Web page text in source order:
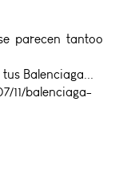
parecen tantoo
Balenciaga...
11/balenciaga-